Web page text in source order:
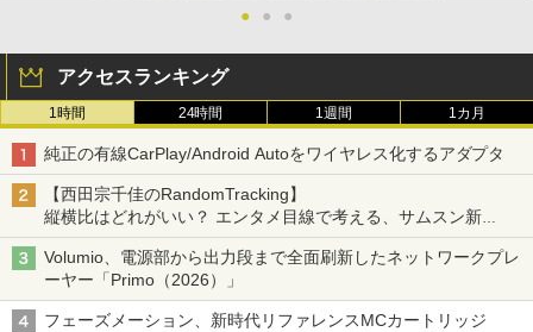
● ● ●
アクセスランキング
1時間 24時間 1週間 1カ月
純正の有線CarPlay/Android Autoをワイヤレス化するアダプタ
【西田宗千佳のRandomTracking】
縦横比はどれがいい？ エンタメ目線で考える、サムスン新
「Galaxy Z Fold」
Volumio、電源部から出力段まで全面刷新したネットワークプレ
ーヤー「Primo（2026）」
フェーズメーション、新時代リファレンスMCカートリッジ